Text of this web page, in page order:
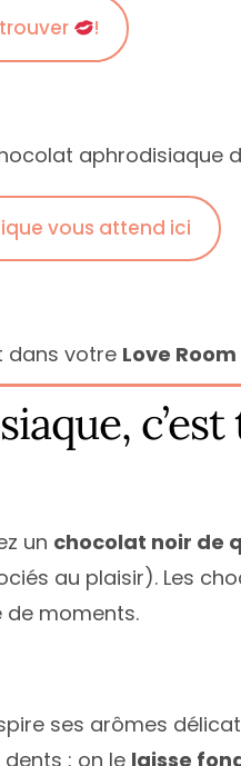
!
aphrodisiaque
vous attend ici
dans votre Love Room
un chocolat noir de
au plaisir). Les
de moments.
ses arômes
: on le laisse